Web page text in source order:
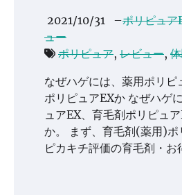
2021/10/31 –ポリピュア
ュー
ポリピュア, レビュー,
なぜハゲには、薬用ポリピ
ポリピュアEXか なぜハゲ
ュアEX、育毛剤ポリピュ
か。 まず、育毛剤(薬用)ポ
ピカキチ評価の育毛剤・